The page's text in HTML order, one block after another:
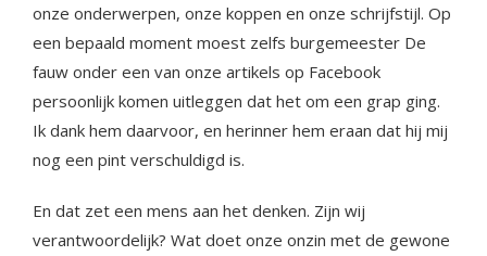
onze onderwerpen, onze koppen en onze schrijfstijl. Op
een bepaald moment moest zelfs burgemeester De
fauw onder een van onze artikels op Facebook
persoonlijk komen uitleggen dat het om een grap ging.
Ik dank hem daarvoor, en herinner hem eraan dat hij mij
nog een pint verschuldigd is.
En dat zet een mens aan het denken. Zijn wij
verantwoordelijk? Wat doet onze onzin met de gewone